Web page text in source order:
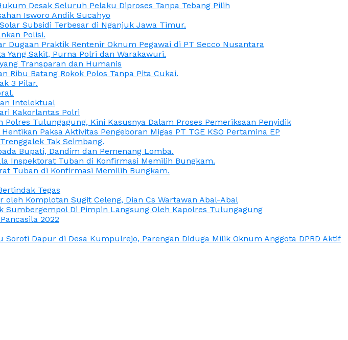
Desak Seluruh Pelaku Diproses Tanpa Tebang Pilih
Isworo Andik Sucahyo
Subsidi Terbesar di Nganjuk Jawa Timur.
Polisi.
Dugaan Praktik Rentenir Oknum Pegawai di PT Secco Nusantara
Yang Sakit, Purna Polri dan Warakawuri.
Transparan dan Humanis
Ribu Batang Rokok Polos Tanpa Pita Cukai.
3 Pilar.
Intelektual
Kakorlantas Polri
Tulungagung, Kini Kasusnya Dalam Proses Pemeriksaan Penyidik
Paksa Aktivitas Pengeboran Migas PT TGE KSO Pertamina EP
Tak Seimbang.
Bupati, Dandim dan Pemenang Lomba.
Inspektorat Tuban di Konfirmasi Memilih Bungkam.
Tuban di Konfirmasi Memilih Bungkam.
Tegas
oleh Komplotan Sugit Celeng, Dian Cs Wartawan Abal-Abal
Di Pimpin Langsung Oleh Kapolres Tulungagung
2022
Dapur di Desa Kumpulrejo, Parengan Diduga Milik Oknum Anggota DPRD Aktif